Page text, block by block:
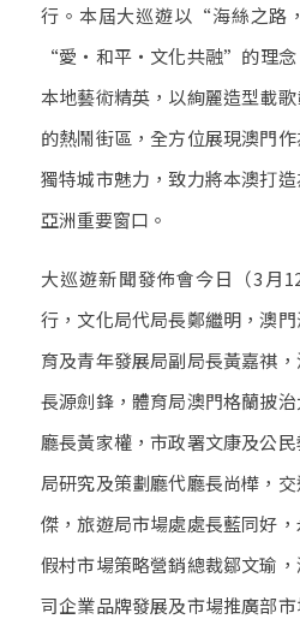
行。本屆大巡遊以“海絲之路
“愛‧和平‧文化共融”的理念
本地藝術精英，以絢麗造型載
的熱鬧街區，全方位展現澳門
獨特城市魅力，致力將本澳打
亞洲重要窗口。
大巡遊新聞發佈會今日（3月
行，文化局代局長鄭繼明，澳
育及青年發展局副局長黃嘉祺
長源劍鋒，體育局澳門格蘭披
廳長黃家權，市政署文康及公
局研究及策劃廳代廳長尚樺，
傑，旅遊局市場處處長藍同好
假村市場策略營銷總裁鄒文瑜
司企業品牌發展及市場推廣部